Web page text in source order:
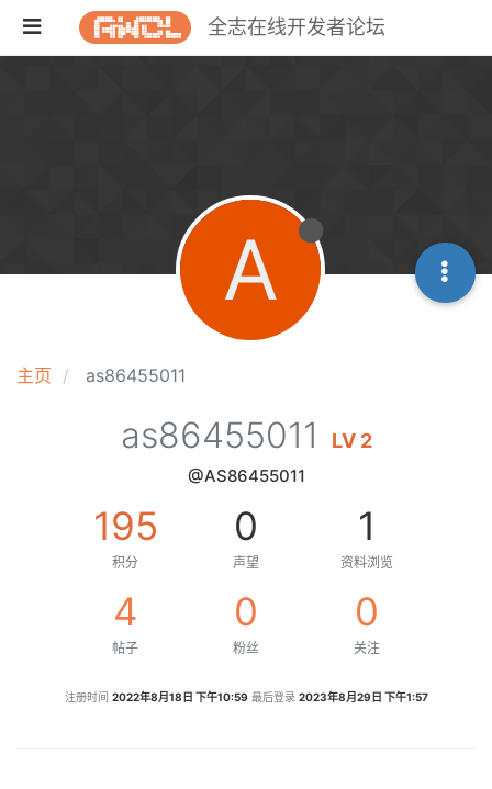
全志在线开发者论坛
主页 as86455011
A
as86455011 LV 2
@AS86455011
195
积分
0
声望
1
资料浏览
4
帖子
0
粉丝
0
关注
注册时间 2022年8月18日 下午10:59 最后登录 2023年8月29日 下午1:57